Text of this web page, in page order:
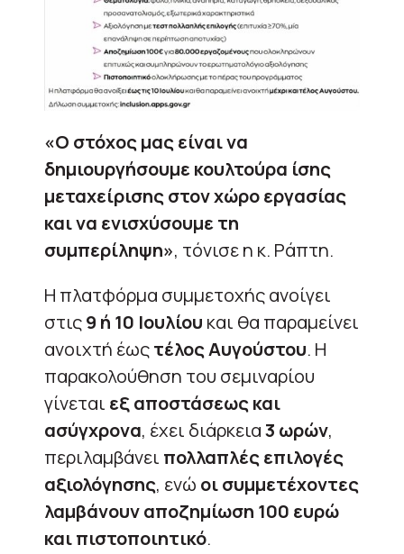
«Ο στόχος μας είναι να
δημιουργήσουμε κουλτούρα ίσης
μεταχείρισης στον χώρο εργασίας
και να ενισχύσουμε τη
συμπερίληψη», τόνισε η κ. Ράπτη.
Η πλατφόρμα συμμετοχής ανοίγει
στις9 ή 10 Ιουλίου και θα παραμείνει
ανοιχτή έωςτέλος Αυγούστου. Η
παρακολούθηση του σεμιναρίου
γίνεται εξ αποστάσεως και
ασύγχρονα, έχει διάρκεια3 ωρών,
περιλαμβάνει πολλαπλές επιλογές
αξιολόγησης, ενώ οι συμμετέχοντες
λαμβάνουν αποζημίωση 100 ευρώ
και πιστοποιητικό.